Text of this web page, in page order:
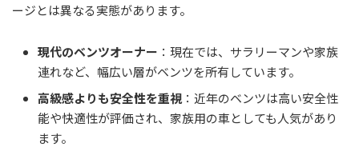
ージとは異なる実態があります。
現代のベンツオーナー ：現在では、サラリーマンや家族
連れなど、幅広い層がベンツを所有しています。
高級感よりも安全性を重視 ：近年のベンツは高い安全性
能や快適性が評価され、家族用の車としても人気があり
ます。